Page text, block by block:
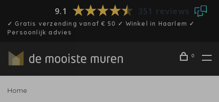
9.1 351 reviews
✓ Gratis verzending vanaf € 50 ✓ Winkel in Haarlem ✓
Persoonlijk advies
0
Home